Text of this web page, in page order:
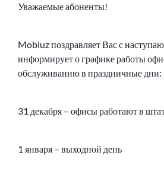
Уважаемые абоненты!
Mobiuz поздравляет Вас с
информирует о графике работы
обслуживанию в праздничные дни:
31 декабря – офисы работают в
1 января – выходной день